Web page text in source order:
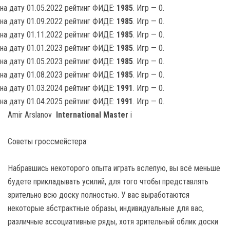
на дату 01.05.2022 рейтинг ФИДЕ: 1985. Игр — 0.
на дату 01.09.2022 рейтинг ФИДЕ: 1985. Игр — 0.
на дату 01.11.2022 рейтинг ФИДЕ: 1985. Игр — 0.
на дату 01.01.2023 рейтинг ФИДЕ: 1985. Игр — 0.
на дату 01.05.2023 рейтинг ФИДЕ: 1985. Игр — 0.
на дату 01.08.2023 рейтинг ФИДЕ: 1985. Игр — 0.
на дату 01.03.2024 рейтинг ФИДЕ: 1991. Игр — 0.
на дату 01.04.2025 рейтинг ФИДЕ: 1991. Игр — 0.
Amir Arslanov International Master i
Советы гроссмейстера:
Набравшись некоторого опыта играть вслепую, вы всё меньше
будете прикладывать усилий, для того чтобы представлять
зрительно всю доску полностью. У вас выработаются
некоторые абстрактные образы, индивидуальные для вас,
различные ассоциативные ряды, хотя зрительный облик доски